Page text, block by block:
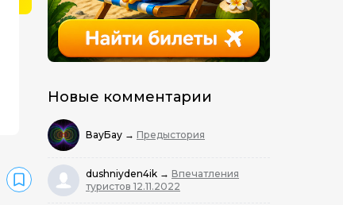
Новые комментарии
ВауБау → Предыстория
dushniyden4ik → Впечатления
туристов 12.11.2022